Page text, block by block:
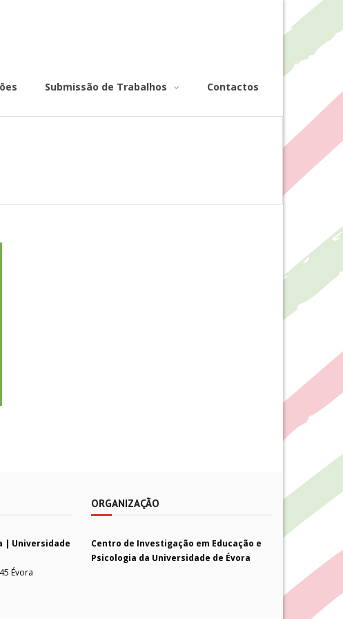
Submissão de Trabalhos Contactos
| Universidade
Évora
ORGANIZAÇÃO
Centro de Investigação em Educação e
Psicologia da Universidade de Évora